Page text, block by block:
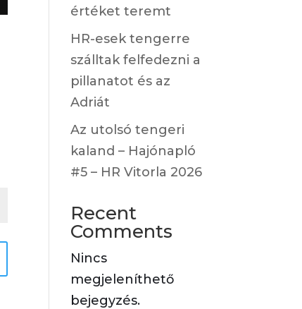
értéket teremt
HR-esek tengerre
szálltak felfedezni a
pillanatot és az
Adriát
Az utolsó tengeri
kaland – Hajónapló
#5 – HR Vitorla 2026
Recent
Comments
Nincs
megjeleníthető
bejegyzés.